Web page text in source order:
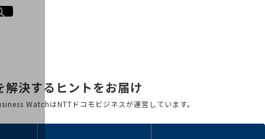
解決するヒントをお届け
WatchはNTTドコモビジネスが運営しています。